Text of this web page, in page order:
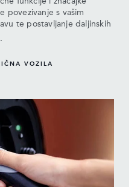
povezivanje s vašim
te postavljanje daljinskih
.
VOZILA